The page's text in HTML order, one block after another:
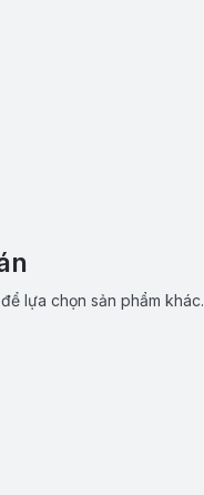
lựa chọn sản phẩm khác.